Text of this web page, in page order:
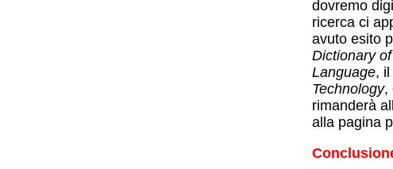
dovremo
ricerca ci
avuto esito
Dictionary
Language, il
Technology,
rimanderà
alla pagina